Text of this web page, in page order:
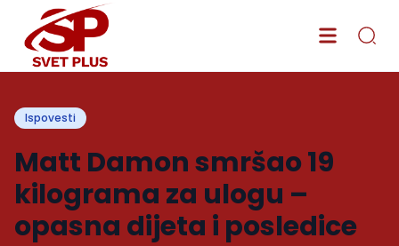
Ispovesti
Matt Damon smršao 19
kilograma za ulogu –
opasna dijeta i posledice